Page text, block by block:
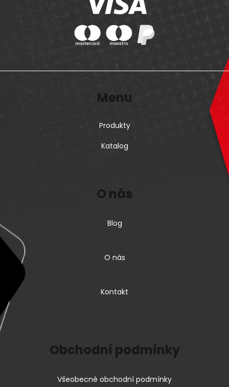
Menu
Produkty
Katalog
O nás
Blog
O nás
Kontakt
Obchodní podmínky
Všeobecné obchodní podmínky